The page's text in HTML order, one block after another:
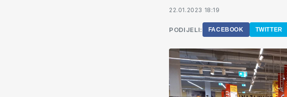
22.01.2023 18:19
PODIJELI: FACEBOOK TWITTER